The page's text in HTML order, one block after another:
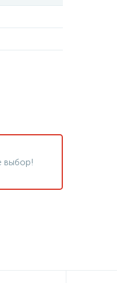
выбор!